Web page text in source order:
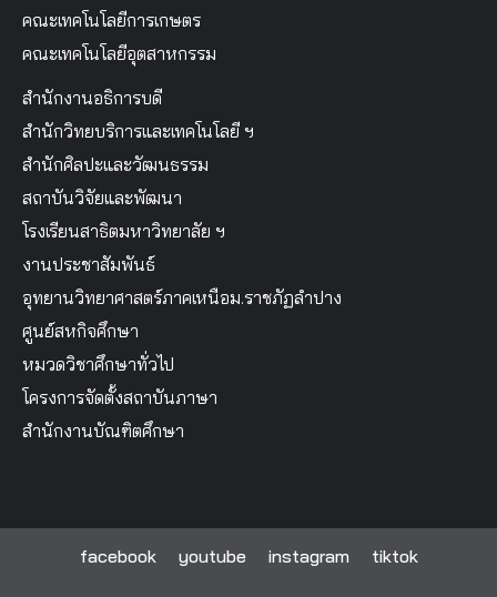
คณะเทคโนโลยีการเกษตร
คณะเทคโนโลยีอุตสาหกรรม
สำนักงานอธิการบดี
สำนักวิทยบริการและเทคโนโลยี ฯ
สำนักศิลปะและวัฒนธรรม
สถาบันวิจัยและพัฒนา
โรงเรียนสาธิตมหาวิทยาลัย ฯ
งานประชาสัมพันธ์
อุทยานวิทยาศาสตร์ภาคเหนือม.ราชภัฏลำปาง
ศูนย์สหกิจศึกษา
หมวดวิชาศึกษาทั่วไป
โครงการจัดตั้งสถาบันภาษา
สำนักงานบัณฑิตศึกษา
facebook youtube instagram tiktok